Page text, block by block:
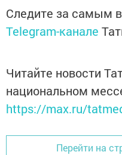
Следите за самым
Telegram-канале
Читайте новости
национальном
https://max.ru/
Перейти на